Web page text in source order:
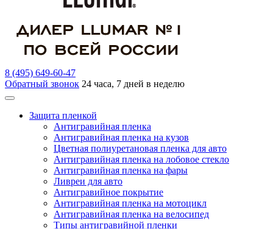
8 (495) 649-60-47
Обратный звонок 24 часа, 7 дней в неделю
Защита пленкой
Антигравийная пленка
Антигравийная пленка на кузов
Цветная полиуретановая пленка для авто
Антигравийная пленка на лобовое стекло
Антигравийная пленка на фары
Ливреи для авто
Антигравийное покрытие
Антигравийная пленка на мотоцикл
Антигравийная пленка на велосипед
Типы антигравийной пленки